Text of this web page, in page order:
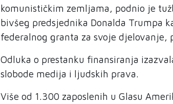
komunističkim zemljama, podnio je
bivšeg predsjednika Donalda Trumpa
federalnog granta za svoje djelovanje,
Odluka o prestanku finansiranja
slobode medija i ljudskih prava.
Više od 1.300 zaposlenih u Glasu